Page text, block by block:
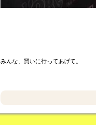
みんな、買いに行ってあげて。